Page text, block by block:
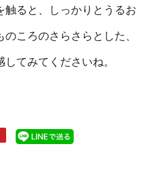
触ると、しっかりとうるお
ころのさらさらとした、
てみてくださいね。